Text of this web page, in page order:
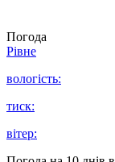
Погода
Рівне
вологість:
тиск:
вітер: